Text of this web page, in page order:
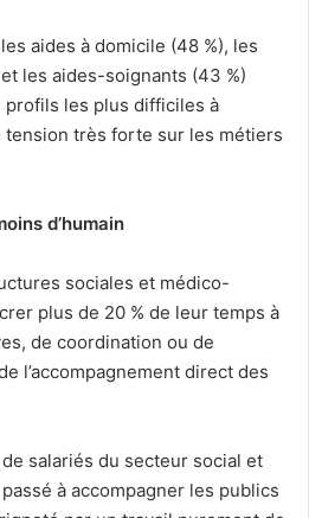
aides à domicile (48 %), les
les aides-soignants (43 %)
profils les plus difficiles à
très forte sur les métiers
d’humain
sociales et médico-
plus de 20 % de leur temps à
de coordination ou de
l’accompagnement direct des
salariés du secteur social et
à accompagner les publics